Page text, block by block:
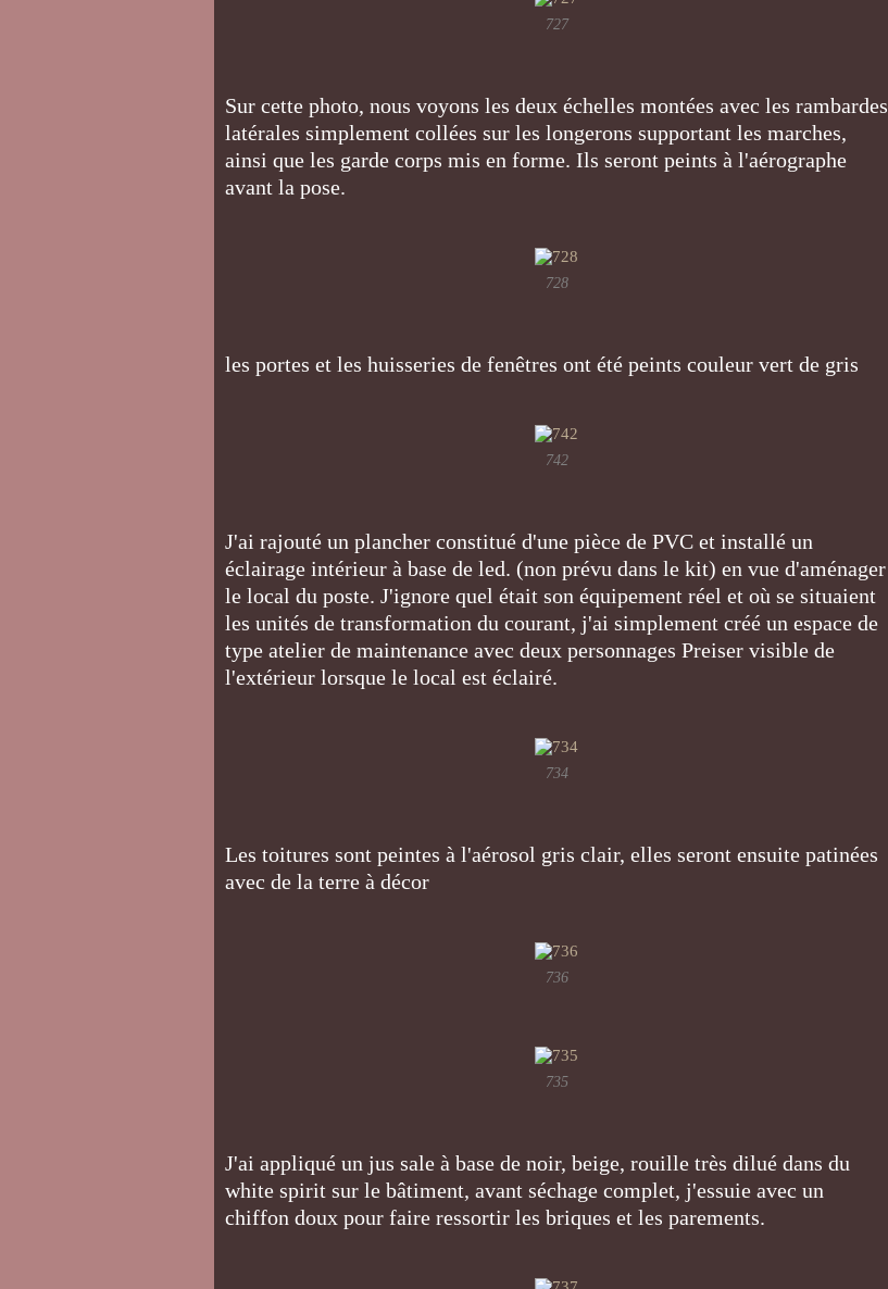
727
Sur cette photo, nous voyons les deux échelles montées avec les rambardes
latérales simplement collées sur les longerons supportant les marches,
ainsi que les garde corps mis en forme. Ils seront peints à l'aérographe
avant la pose.
728
les portes et les huisseries de fenêtres ont été peints couleur vert de gris
742
J'ai rajouté un plancher constitué d'une pièce de PVC et installé un
éclairage intérieur à base de led. (non prévu dans le kit) en vue d'aménager
le local du poste. J'ignore quel était son équipement réel et où se situaient
les unités de transformation du courant, j'ai simplement créé un espace de
type atelier de maintenance avec deux personnages Preiser visible de
l'extérieur lorsque le local est éclairé.
734
Les toitures sont peintes à l'aérosol gris clair, elles seront ensuite patinées
avec de la terre à décor
736
735
J'ai appliqué un jus sale à base de noir, beige, rouille très dilué dans du
white spirit sur le bâtiment, avant séchage complet, j'essuie avec un
chiffon doux pour faire ressortir les briques et les parements.